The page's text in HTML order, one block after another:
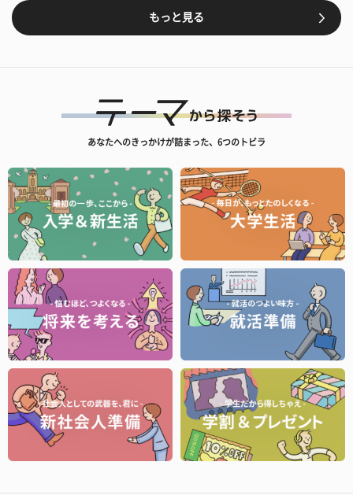
もっと見る
あなたへのきっかけが詰まった、6つのトビラ